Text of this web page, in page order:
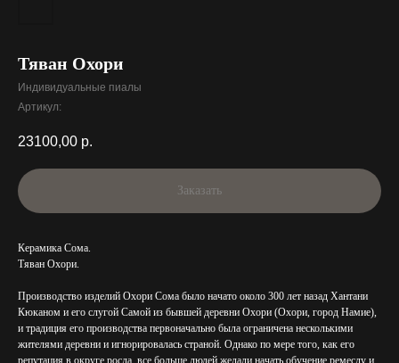
Тяван Охори
Индивидуальные пиалы
Артикул:
23100,00 р.
Заказать
Керамика Сома.
Тяван Охори.
Производство изделий Охори Сома было начато около 300 лет назад Хантани
Кюканом и его слугой Самой из бывшей деревни Охори (Охори, город Намие),
и традиция его производства первоначально была ограничена несколькими
жителями деревни и игнорировалась страной. Однако по мере того, как его